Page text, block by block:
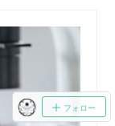
フォロー